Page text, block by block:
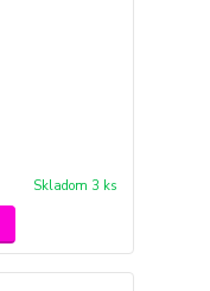
Skladom 3 ks